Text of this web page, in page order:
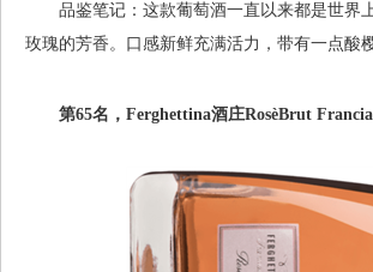
品鉴笔记：这款葡萄酒一直以来都是世界
玫瑰的芳香。口感新鲜充满活力，带有一点酸
第65名，Ferghettina酒庄RosèBrut